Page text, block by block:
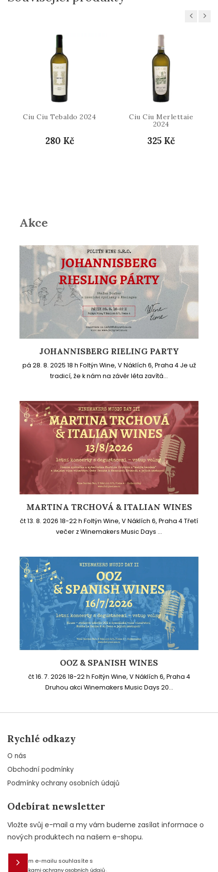
Previous
Ciu Ciu Tebaldo 2024
280 Kč
Ciu Ciu Merlettaie
2024
325 Kč
Next
Akce
JOHANNISBERG RIELING PARTY
pá 28. 8. 2025 18 h Foltýn Wine, V Náklích 6, Praha 4 Je už
tradicí, že k nám na závěr léta zavítá...
MARTINA TRCHOVÁ & ITALIAN WINES
čt 13. 8. 2026 18-22 h Foltýn Wine, V Náklích 6, Praha 4 Třetí
večer z Winemakers Music Days ...
OOZ & SPANISH WINES
čt 16. 7. 2026 18-22 h Foltýn Wine, V Náklích 6, Praha 4
Druhou akci Winemakers Music Days 20...
Rychlé odkazy
O nás
Obchodní podmínky
Podmínky ochrany osobních údajů
Odebírat newsletter
Vložte svůj e-mail a my vám budeme zasílat informace o
nových produktech na našem e-shopu.
E-mail
Vložením e-mailu souhlasíte s
podmínkami ochrany osobních údajů